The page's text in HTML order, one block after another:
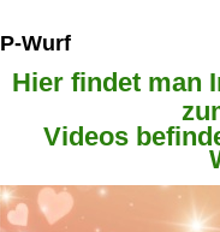
P-Wurf
Hier findet man
Videos